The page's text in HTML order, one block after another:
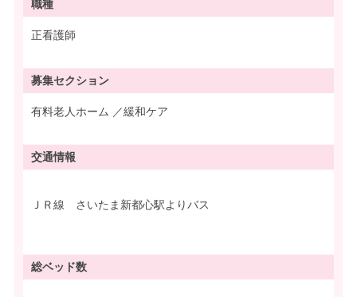
職種
正看護師
募集セクション
有料老人ホーム ／緩和ケア
交通情報
ＪＲ線 さいたま新都心駅よりバス
総ベッド数